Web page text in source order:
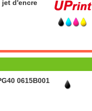
jet d'encre
0615B001